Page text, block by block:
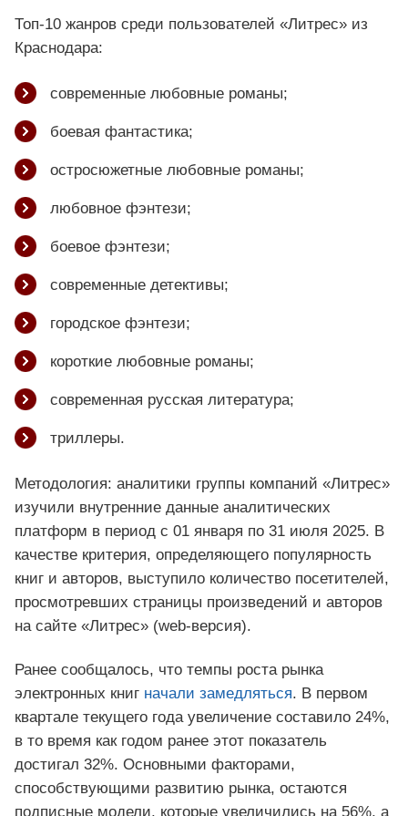
Топ-10 жанров среди пользователей «Литрес» из
Краснодара:
современные любовные романы;
боевая фантастика;
остросюжетные любовные романы;
любовное фэнтези;
боевое фэнтези;
современные детективы;
городское фэнтези;
короткие любовные романы;
современная русская литература;
триллеры.
Методология: аналитики группы компаний «Литрес»
изучили внутренние данные аналитических
платформ в период с 01 января по 31 июля 2025. В
качестве критерия, определяющего популярность
книг и авторов, выступило количество посетителей,
просмотревших страницы произведений и авторов
на сайте «Литрес» (web-версия).
Ранее сообщалось, что темпы роста рынка
электронных книг начали замедляться. В первом
квартале текущего года увеличение составило 24%,
в то время как годом ранее этот показатель
достигал 32%. Основными факторами,
способствующими развитию рынка, остаются
подписные модели, которые увеличились на 56%, а